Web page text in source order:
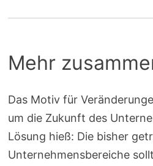
Mehr
Das Motiv für
um die Zukunft des
Lösung hieß: Die bisher
Unternehmensbereiche